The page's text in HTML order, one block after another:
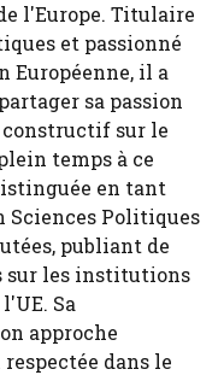
l'Europe. Titulaire
et passionné
Européenne, il a
sa passion
sur le
temps à ce
en tant
Sciences Politiques
publiant de
sur les institutions
Sa
approche
dans le